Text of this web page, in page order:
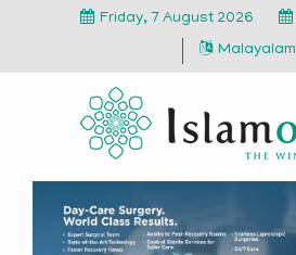
Friday, 7 August 2026
Malayalam